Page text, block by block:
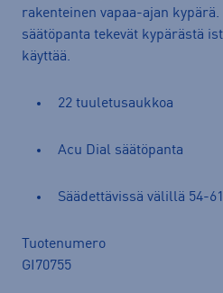
rakenteinen vapaa-ajan
säätöpanta tekevät kypärästä
käyttää.
22 tuuletusaukkoa
Acu Dial säätöpanta
Säädettävissä välillä 54-
Tuotenumero
GI70755